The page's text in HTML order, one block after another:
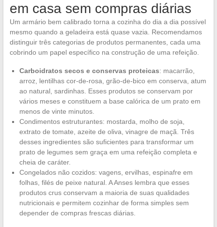
em casa sem compras diárias
Um armário bem calibrado torna a cozinha do dia a dia possível
mesmo quando a geladeira está quase vazia. Recomendamos
distinguir três categorias de produtos permanentes, cada uma
cobrindo um papel específico na construção de uma refeição.
Carboidratos secos e conservas proteicas: macarrão,
arroz, lentilhas cor-de-rosa, grão-de-bico em conserva, atum
ao natural, sardinhas. Esses produtos se conservam por
vários meses e constituem a base calórica de um prato em
menos de vinte minutos.
Condimentos estruturantes: mostarda, molho de soja,
extrato de tomate, azeite de oliva, vinagre de maçã. Três
desses ingredientes são suficientes para transformar um
prato de legumes sem graça em uma refeição completa e
cheia de caráter.
Congelados não cozidos: vagens, ervilhas, espinafre em
folhas, filés de peixe natural. A Anses lembra que esses
produtos crus conservam a maioria de suas qualidades
nutricionais e permitem cozinhar de forma simples sem
depender de compras frescas diárias.